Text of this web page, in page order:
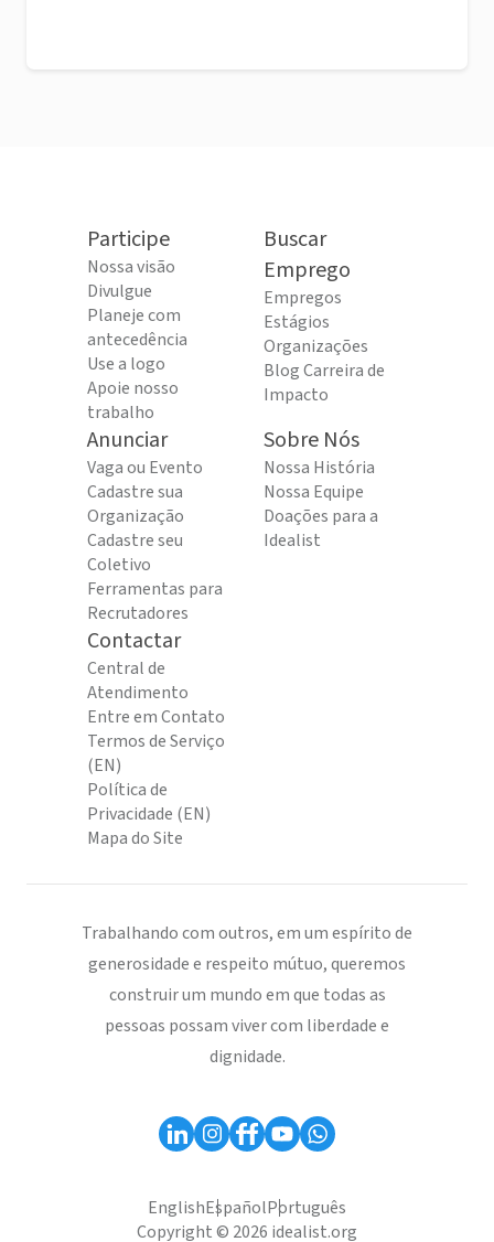
Participe
Nossa visão
Divulgue
Planeje com
antecedência
Use a logo
Apoie nosso
trabalho
Buscar
Emprego
Empregos
Estágios
Organizações
Blog Carreira de
Impacto
Anunciar
Vaga ou Evento
Cadastre sua
Organização
Cadastre seu
Coletivo
Ferramentas para
Recrutadores
Sobre Nós
Nossa História
Nossa Equipe
Doações para a
Idealist
Contactar
Central de
Atendimento
Entre em Contato
Termos de Serviço
(EN)
Política de
Privacidade (EN)
Mapa do Site
Trabalhando com outros, em um espírito de
generosidade e respeito mútuo, queremos
construir um mundo em que todas as
pessoas possam viver com liberdade e
dignidade.
EnglishEspañolPortuguês
Copyright © 2026 idealist.org